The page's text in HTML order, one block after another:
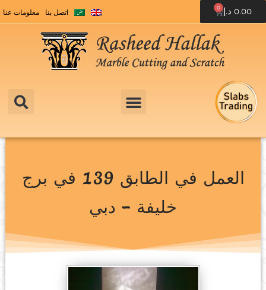
0.00 د.إ 0
اتصل بنا معلومات عنا
العمل في الطابق 139 في برج
خليفة – دبي